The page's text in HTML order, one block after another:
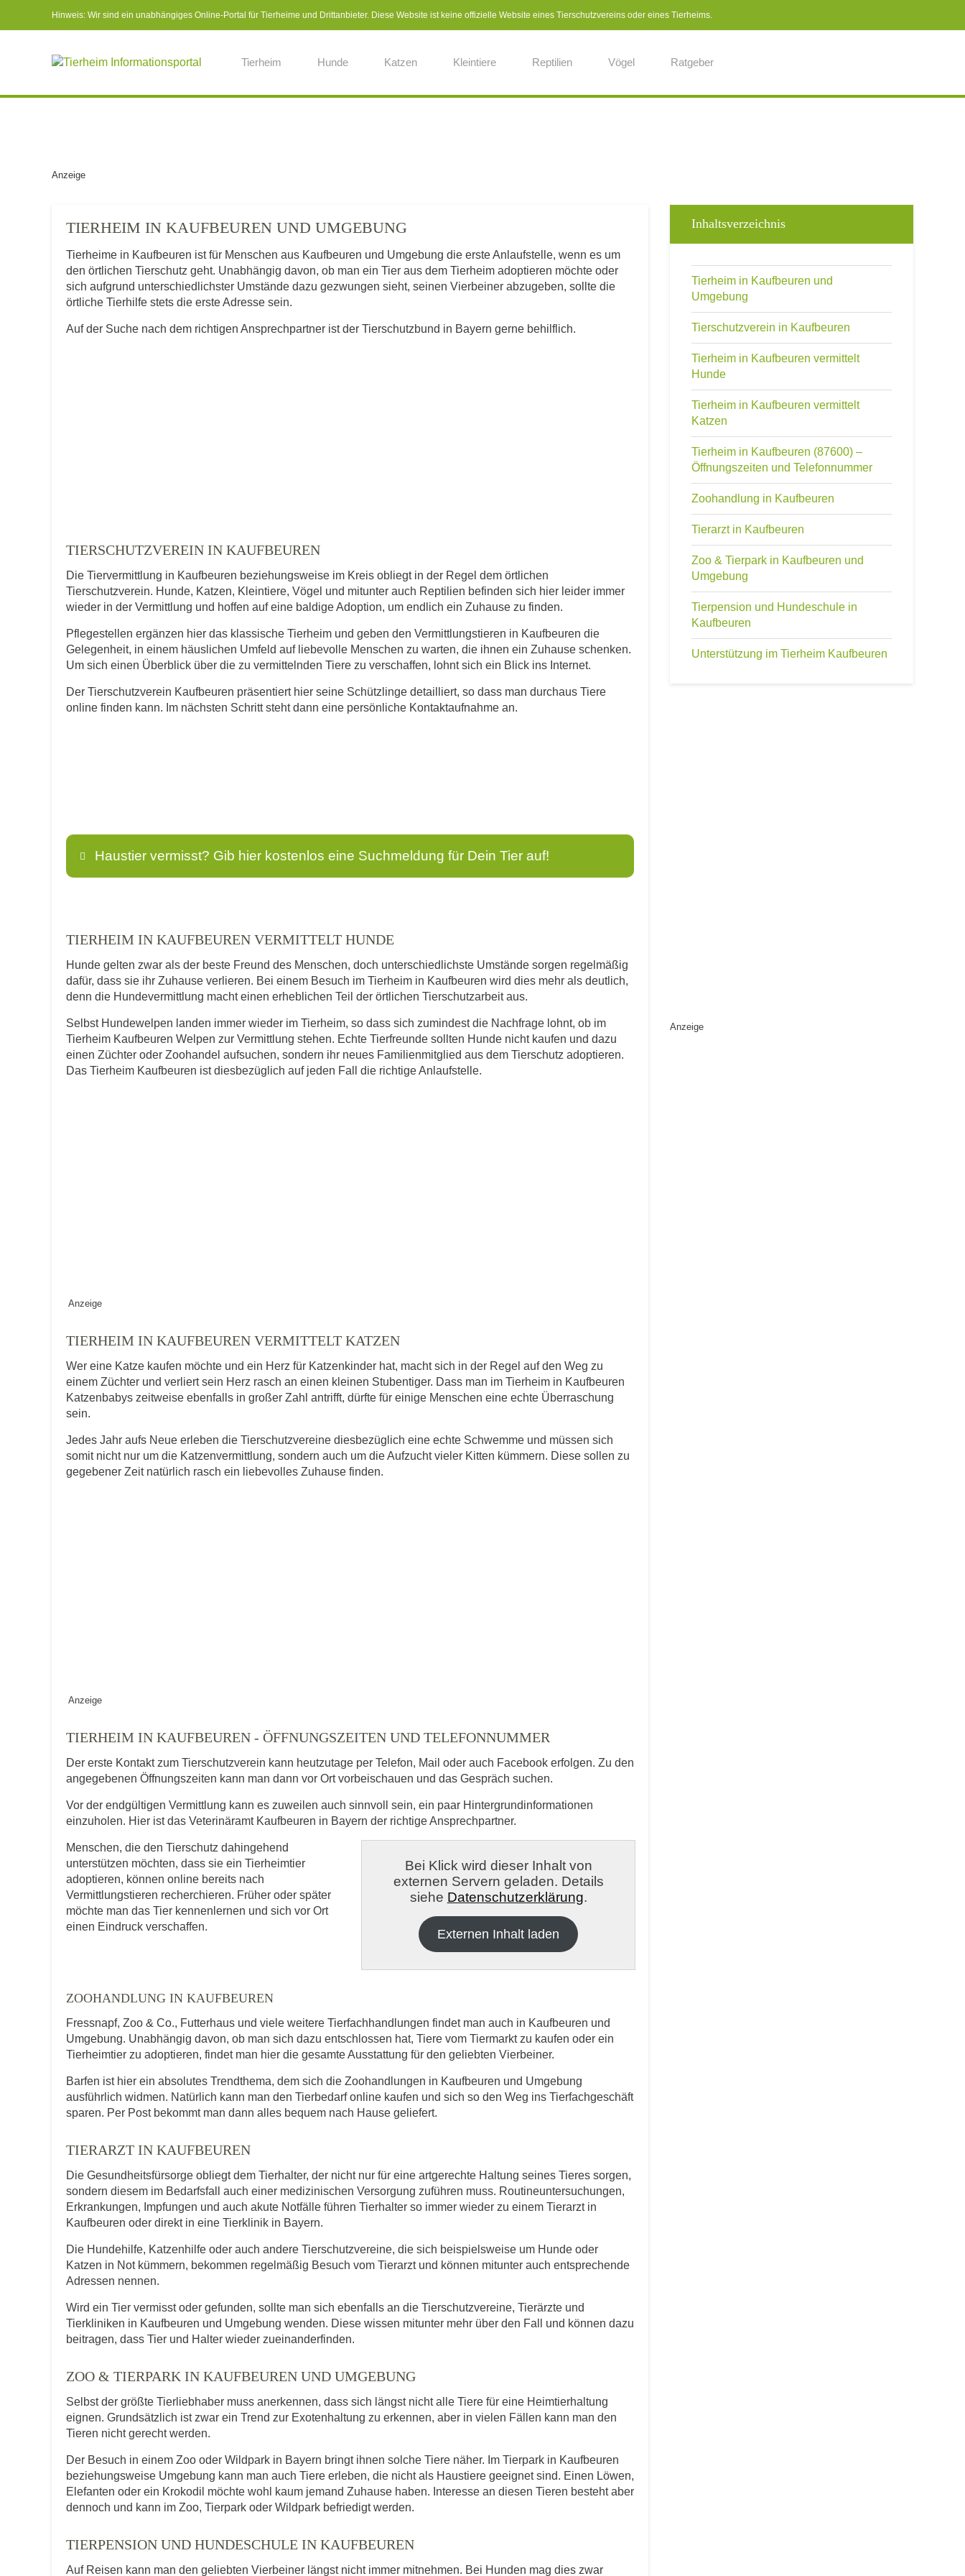
Hinweis: Wir sind ein unabhängiges Online-Portal für Tierheime und Drittanbieter. Diese Website ist keine offizielle Website eines Tierschutzvereins oder eines Tierheims.
Tierheim Hunde Katzen Kleintiere Reptilien Vögel Ratgeber
Anzeige
TIERHEIM IN KAUFBEUREN UND UMGEBUNG
Tierheime in Kaufbeuren ist für Menschen aus Kaufbeuren und Umgebung die erste Anlaufstelle, wenn es um
den örtlichen Tierschutz geht. Unabhängig davon, ob man ein Tier aus dem Tierheim adoptieren möchte oder
sich aufgrund unterschiedlichster Umstände dazu gezwungen sieht, seinen Vierbeiner abzugeben, sollte die
örtliche Tierhilfe stets die erste Adresse sein.
Auf der Suche nach dem richtigen Ansprechpartner ist der Tierschutzbund in Bayern gerne behilflich.
TIERSCHUTZVEREIN IN KAUFBEUREN
Die Tiervermittlung in Kaufbeuren beziehungsweise im Kreis obliegt in der Regel dem örtlichen
Tierschutzverein. Hunde, Katzen, Kleintiere, Vögel und mitunter auch Reptilien befinden sich hier leider immer
wieder in der Vermittlung und hoffen auf eine baldige Adoption, um endlich ein Zuhause zu finden.
Pflegestellen ergänzen hier das klassische Tierheim und geben den Vermittlungstieren in Kaufbeuren die
Gelegenheit, in einem häuslichen Umfeld auf liebevolle Menschen zu warten, die ihnen ein Zuhause schenken.
Um sich einen Überblick über die zu vermittelnden Tiere zu verschaffen, lohnt sich ein Blick ins Internet.
Der Tierschutzverein Kaufbeuren präsentiert hier seine Schützlinge detailliert, so dass man durchaus Tiere
online finden kann. Im nächsten Schritt steht dann eine persönliche Kontaktaufnahme an.
Haustier vermisst? Gib hier kostenlos eine Suchmeldung für Dein Tier auf!
E-Mail*
Alter des Tiers
Beschreibung des Tiers*
Kontaktdaten des Besitzers
Diese Daten werden zu Kontaktaufnahme veröffentlicht.
E-Mail-Adresse
Mit Absenden der Daten akzeptiere ich dieDatenschutzbedinungen..
ABSENDEN
TIERHEIM IN KAUFBEUREN VERMITTELT HUNDE
Hunde gelten zwar als der beste Freund des Menschen, doch unterschiedlichste Umstände sorgen regelmäßig
dafür, dass sie ihr Zuhause verlieren. Bei einem Besuch im Tierheim in Kaufbeuren wird dies mehr als deutlich,
denn die Hundevermittlung macht einen erheblichen Teil der örtlichen Tierschutzarbeit aus.
Selbst Hundewelpen landen immer wieder im Tierheim, so dass sich zumindest die Nachfrage lohnt, ob im
Tierheim Kaufbeuren Welpen zur Vermittlung stehen. Echte Tierfreunde sollten Hunde nicht kaufen und dazu
einen Züchter oder Zoohandel aufsuchen, sondern ihr neues Familienmitglied aus dem Tierschutz adoptieren.
Das Tierheim Kaufbeuren ist diesbezüglich auf jeden Fall die richtige Anlaufstelle.
Anzeige
TIERHEIM IN KAUFBEUREN VERMITTELT KATZEN
Wer eine Katze kaufen möchte und ein Herz für Katzenkinder hat, macht sich in der Regel auf den Weg zu
einem Züchter und verliert sein Herz rasch an einen kleinen Stubentiger. Dass man im Tierheim in Kaufbeuren
Katzenbabys zeitweise ebenfalls in großer Zahl antrifft, dürfte für einige Menschen eine echte Überraschung
sein.
Jedes Jahr aufs Neue erleben die Tierschutzvereine diesbezüglich eine echte Schwemme und müssen sich
somit nicht nur um die Katzenvermittlung, sondern auch um die Aufzucht vieler Kitten kümmern. Diese sollen zu
gegebener Zeit natürlich rasch ein liebevolles Zuhause finden.
Anzeige
TIERHEIM IN KAUFBEUREN - ÖFFNUNGSZEITEN UND TELEFONNUMMER
Der erste Kontakt zum Tierschutzverein kann heutzutage per Telefon, Mail oder auch Facebook erfolgen. Zu den
angegebenen Öffnungszeiten kann man dann vor Ort vorbeischauen und das Gespräch suchen.
Vor der endgültigen Vermittlung kann es zuweilen auch sinnvoll sein, ein paar Hintergrundinformationen
einzuholen. Hier ist das Veterinäramt Kaufbeuren in Bayern der richtige Ansprechpartner.
Menschen, die den Tierschutz dahingehend
unterstützen möchten, dass sie ein Tierheimtier
adoptieren, können online bereits nach
Vermittlungstieren recherchieren. Früher oder später
möchte man das Tier kennenlernen und sich vor Ort
einen Eindruck verschaffen.
Bei Klick wird dieser Inhalt von
externen Servern geladen. Details
siehe Datenschutzerklärung.
Externen Inhalt laden
ZOOHANDLUNG IN KAUFBEUREN
Fressnapf, Zoo & Co., Futterhaus und viele weitere Tierfachhandlungen findet man auch in Kaufbeuren und
Umgebung. Unabhängig davon, ob man sich dazu entschlossen hat, Tiere vom Tiermarkt zu kaufen oder ein
Tierheimtier zu adoptieren, findet man hier die gesamte Ausstattung für den geliebten Vierbeiner.
Barfen ist hier ein absolutes Trendthema, dem sich die Zoohandlungen in Kaufbeuren und Umgebung
ausführlich widmen. Natürlich kann man den Tierbedarf online kaufen und sich so den Weg ins Tierfachgeschäft
sparen. Per Post bekommt man dann alles bequem nach Hause geliefert.
TIERARZT IN KAUFBEUREN
Die Gesundheitsfürsorge obliegt dem Tierhalter, der nicht nur für eine artgerechte Haltung seines Tieres sorgen,
sondern diesem im Bedarfsfall auch einer medizinischen Versorgung zuführen muss. Routineuntersuchungen,
Erkrankungen, Impfungen und auch akute Notfälle führen Tierhalter so immer wieder zu einem Tierarzt in
Kaufbeuren oder direkt in eine Tierklinik in Bayern.
Die Hundehilfe, Katzenhilfe oder auch andere Tierschutzvereine, die sich beispielsweise um Hunde oder
Katzen in Not kümmern, bekommen regelmäßig Besuch vom Tierarzt und können mitunter auch entsprechende
Adressen nennen.
Wird ein Tier vermisst oder gefunden, sollte man sich ebenfalls an die Tierschutzvereine, Tierärzte und
Tierkliniken in Kaufbeuren und Umgebung wenden. Diese wissen mitunter mehr über den Fall und können dazu
beitragen, dass Tier und Halter wieder zueinanderfinden.
ZOO & TIERPARK IN KAUFBEUREN UND UMGEBUNG
Selbst der größte Tierliebhaber muss anerkennen, dass sich längst nicht alle Tiere für eine Heimtierhaltung
eignen. Grundsätzlich ist zwar ein Trend zur Exotenhaltung zu erkennen, aber in vielen Fällen kann man den
Tieren nicht gerecht werden.
Der Besuch in einem Zoo oder Wildpark in Bayern bringt ihnen solche Tiere näher. Im Tierpark in Kaufbeuren
beziehungsweise Umgebung kann man auch Tiere erleben, die nicht als Haustiere geeignet sind. Einen Löwen,
Elefanten oder ein Krokodil möchte wohl kaum jemand Zuhause haben. Interesse an diesen Tieren besteht aber
dennoch und kann im Zoo, Tierpark oder Wildpark befriedigt werden.
TIERPENSION UND HUNDESCHULE IN KAUFBEUREN
Auf Reisen kann man den geliebten Vierbeiner längst nicht immer mitnehmen. Bei Hunden mag dies zwar
Inhaltsverzeichnis
Tierheim in Kaufbeuren und
Umgebung
Tierschutzverein in Kaufbeuren
Tierheim in Kaufbeuren vermittelt
Hunde
Tierheim in Kaufbeuren vermittelt
Katzen
Tierheim in Kaufbeuren (87600) –
Öffnungszeiten und Telefonnummer
Zoohandlung in Kaufbeuren
Tierarzt in Kaufbeuren
Zoo & Tierpark in Kaufbeuren und
Umgebung
Tierpension und Hundeschule in
Kaufbeuren
Unterstützung im Tierheim Kaufbeuren
Anzeige